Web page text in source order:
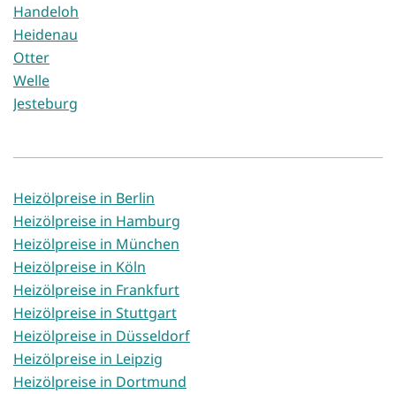
Handeloh
Heidenau
Otter
Welle
Jesteburg
Heizölpreise in Berlin
Heizölpreise in Hamburg
Heizölpreise in München
Heizölpreise in Köln
Heizölpreise in Frankfurt
Heizölpreise in Stuttgart
Heizölpreise in Düsseldorf
Heizölpreise in Leipzig
Heizölpreise in Dortmund